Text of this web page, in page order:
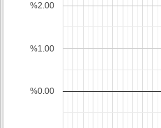
%0.00
%1.00
%2.00